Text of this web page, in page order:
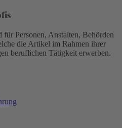
für Personen, Anstalten, Behörden
die Artikel im Rahmen ihrer
beruflichen Tätigkeit erwerben.